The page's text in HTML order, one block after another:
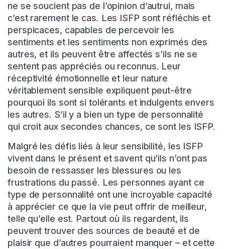
ne se soucient pas de l’opinion d’autrui, mais
c’est rarement le cas. Les ISFP sont réfléchis et
perspicaces, capables de percevoir les
sentiments et les sentiments non exprimés des
autres, et ils peuvent être affectés s’ils ne se
sentent pas appréciés ou reconnus. Leur
réceptivité émotionnelle et leur nature
véritablement sensible expliquent peut-être
pourquoi ils sont si tolérants et indulgents envers
les autres. S’il y a bien un type de personnalité
qui croit aux secondes chances, ce sont les ISFP.
Malgré les défis liés à leur sensibilité, les ISFP
vivent dans le présent et savent qu’ils n’ont pas
besoin de ressasser les blessures ou les
frustrations du passé. Les personnes ayant ce
type de personnalité ont une incroyable capacité
à apprécier ce que la vie peut offrir de meilleur,
telle qu’elle est. Partout où ils regardent, ils
peuvent trouver des sources de beauté et de
plaisir que d’autres pourraient manquer – et cette